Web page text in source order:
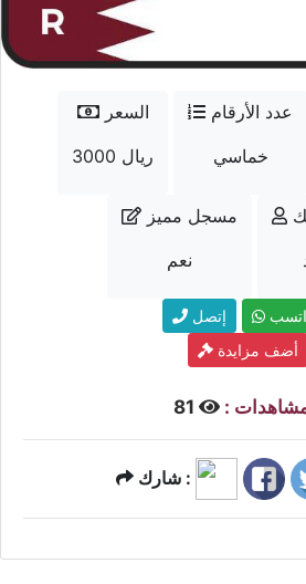
السعر
3000 ريال
عدد الأرقام
خماسي
مسجل مميز
نعم
إتصل
أضف مزايدة
:
شارك :